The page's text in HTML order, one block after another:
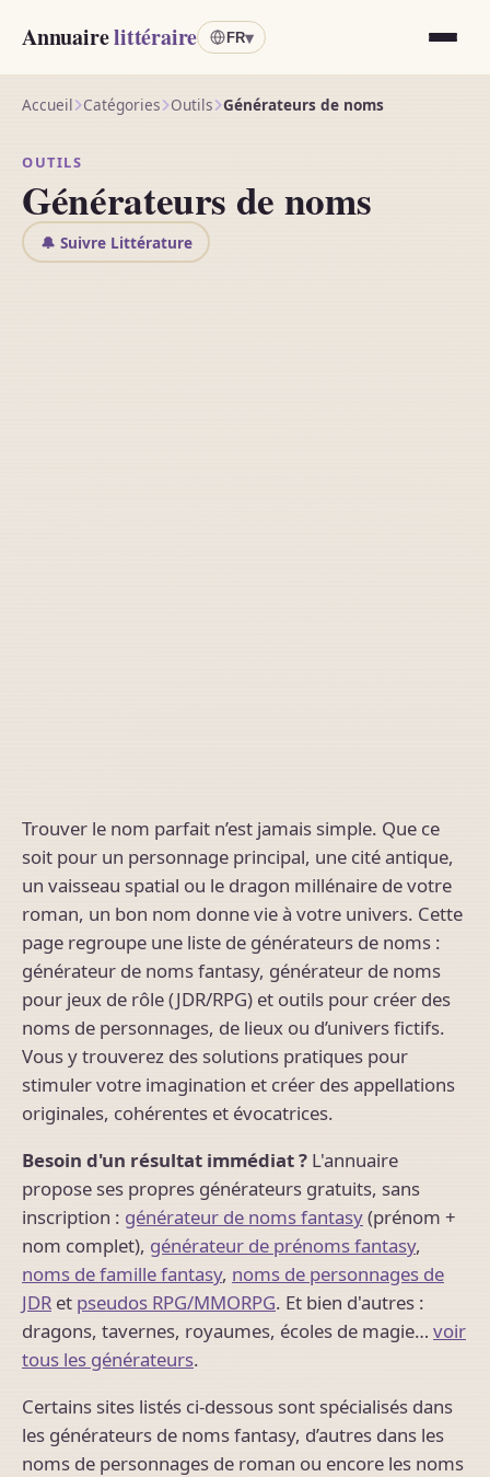
Annuairelittéraire FR▾
Accueil Catégories Outils Générateurs de noms
OUTILS
Générateurs de noms
🔔 Suivre Littérature
Trouver le nom parfait n’est jamais simple. Que ce
soit pour un personnage principal, une cité antique,
un vaisseau spatial ou le dragon millénaire de votre
roman, un bon nom donne vie à votre univers. Cette
page regroupe une liste de générateurs de noms :
générateur de noms fantasy, générateur de noms
pour jeux de rôle (JDR/RPG) et outils pour créer des
noms de personnages, de lieux ou d’univers fictifs.
Vous y trouverez des solutions pratiques pour
stimuler votre imagination et créer des appellations
originales, cohérentes et évocatrices.
Besoin d'un résultat immédiat ? L'annuaire
propose ses propres générateurs gratuits, sans
inscription : générateur de noms fantasy(prénom +
nom complet), générateur de prénoms fantasy,
noms de famille fantasy, noms de personnages de
JDR et pseudos RPG/MMORPG. Et bien d'autres :
dragons, tavernes, royaumes, écoles de magie… voir
tous les générateurs.
Certains sites listés ci-dessous sont spécialisés dans
les générateurs de noms fantasy, d’autres dans les
noms de personnages de roman ou encore les noms